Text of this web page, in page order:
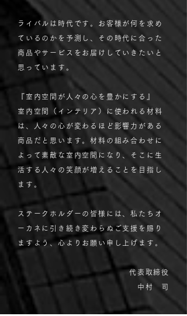
ライバルは時代です。お客様が何を求め
ているのかを予測し、その時代に合った
商品やサービスをお届けしていきたいと
思っています。
『室内空間が人々の心を豊かにする』
室内空間（インテリア）に使われる材料
は、人々の心が変わるほど影響力がある
商品だと思います。材料の組み合わせに
よって素敵な室内空間になり、そこに生
活する人々の笑顔が増えることを目指し
ます。
ステークホルダーの皆様には、私たちオ
ーカネに引き続き変わらぬご支援を賜り
ますよう、心よりお願い申し上げます。
代表取締役
中村 司